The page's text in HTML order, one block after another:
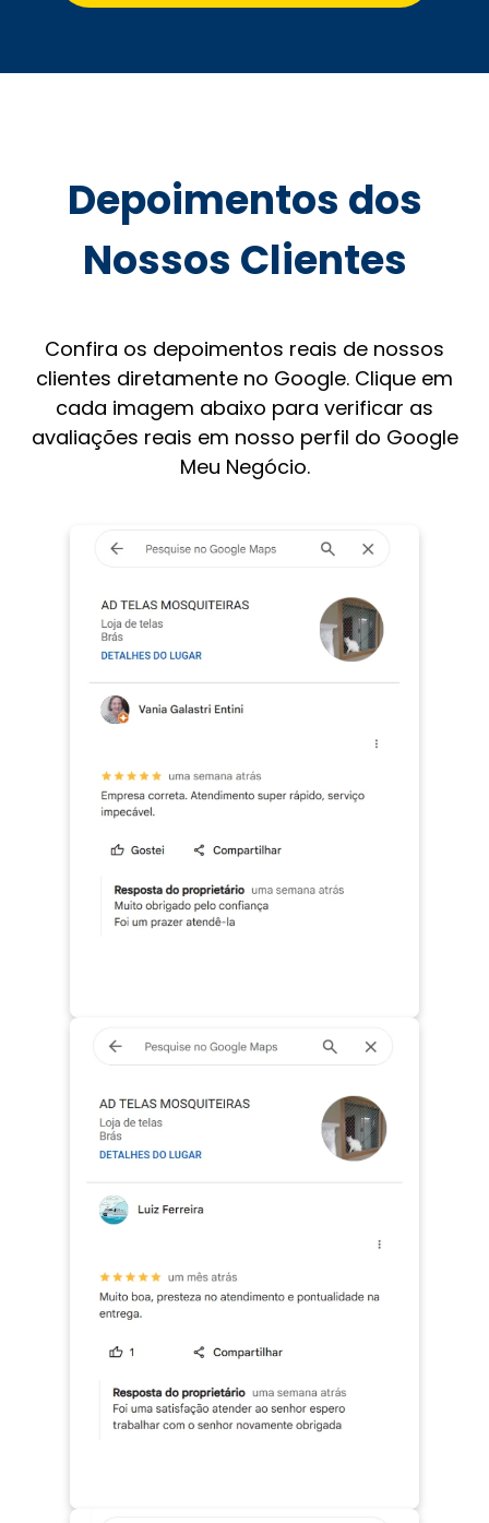
Depoimentos dos
Nossos Clientes
Confira os depoimentos reais de nossos
clientes diretamente no Google. Clique em
cada imagem abaixo para verificar as
avaliações reais em nosso perfil do Google
Meu Negócio.